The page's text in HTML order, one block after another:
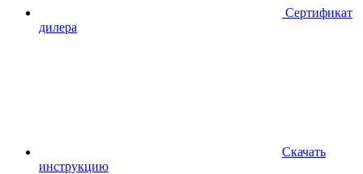
Сертификат
дилера
Скачать
инструкцию